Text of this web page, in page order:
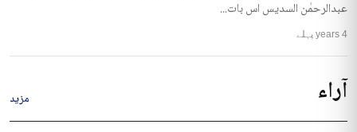
عبدالرحمٰن السدیس اس بات...
4 years پہلے
آراء مزید